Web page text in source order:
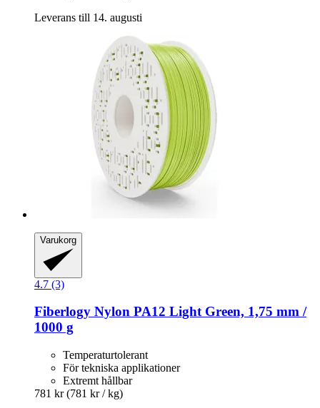
Leverans till 14. augusti
Varukorg
4.7 (3)
Fiberlogy Nylon PA12 Light Green, 1,75 mm /
1000 g
Temperaturtolerant
För tekniska applikationer
Extremt hållbar
781 kr (781 kr / kg)